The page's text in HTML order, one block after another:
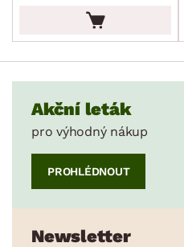
Akční leták
pro výhodný nákup
PROHLÉDNOUT
Newsletter